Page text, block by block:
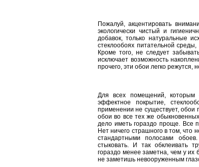
Пожалуй, акцентировать
экологически чистый и
добавок, только натуральные
стеклообоях питательной
Кроме того, не следует
исключает возможность
прочего, эти обои легко режутся,
Для всех помещений,
эффектное покрытие,
применении не существует,
обои во все тех же
дело иметь гораздо проще. Все
Нет ничего страшного в том, что
стандартными полосами
стыковать. И так обклеивать
гораздо менее заметна, чем у их
не заметишь невооруженным